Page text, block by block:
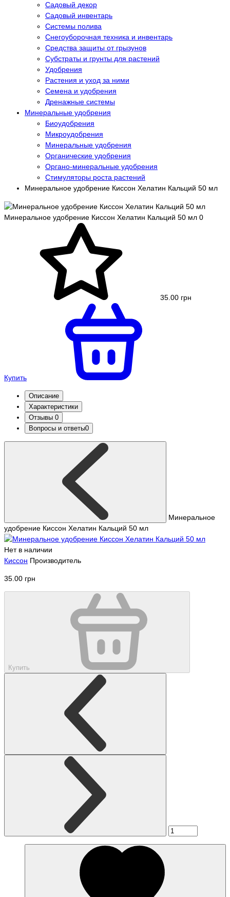
Садовый декор
Садовый инвентарь
Системы полива
Снегоуборочная техника и инвентарь
Средства защиты от грызунов
Субстраты и грунты для растений
Удобрения
Растения и уход за ними
Семена и удобрения
Дренажные системы
Минеральные удобрения
Биоудобрения
Микроудобрения
Минеральные удобрения
Органические удобрения
Органо-минеральные удобрения
Стимуляторы роста растений
Минеральное удобрение Киссон Хелатин Кальций 50 мл
Минеральное удобрение Киссон Хелатин Кальций 50 мл 0
35.00 грн
Купить
Описание
Характеристики
Отзывы 0
Вопросы и ответы0
Минеральное
удобрение Киссон Хелатин Кальций 50 мл
Нет в наличии
Киссон Производитель
35.00 грн
Купить